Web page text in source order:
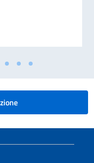
kiêm Bộ trưởng Ngoại